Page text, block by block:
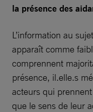
la présence des
L’information au
apparaît comme
comprennent
présence, il.elle.s
acteurs qui
que le sens de leur